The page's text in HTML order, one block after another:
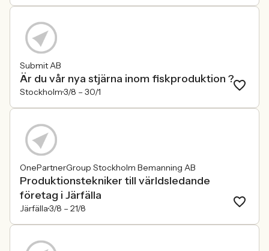
Submit AB
Är du vår nya stjärna inom fiskproduktion ?
Stockholm3/8 – 30/1
OnePartnerGroup Stockholm Bemanning AB
Produktionstekniker till världsledande
företag i Järfälla
Järfälla3/8 – 21/8